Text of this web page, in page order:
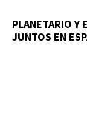
PLANETARIO Y
JUNTOS EN